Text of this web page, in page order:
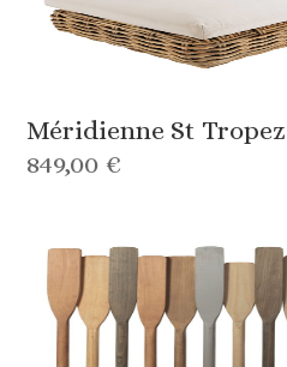
Méridienne St Tropez
849,00 €